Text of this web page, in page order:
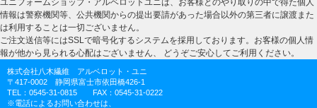
ユニフォームショップ・アルベロットユニは、お客様とのやり取りの中で得た個人
情報は警察機関等、公共機関からの提出要請があった場合以外の第三者に譲渡また
は利用することは一切ございません。
ご注文送信等にはSSLで暗号化するシステムを採用しております。お客様の個人情
報が他から見られる心配はございません、 どうぞご安心してご利用ください。
株式会社八木繊維 アルベロット・ユニ
〒417-0002 静岡県富士市依田橋426-1
TEL：0545-31-0815 FAX：0545-31-0222
※電話によるお問い合わせは、